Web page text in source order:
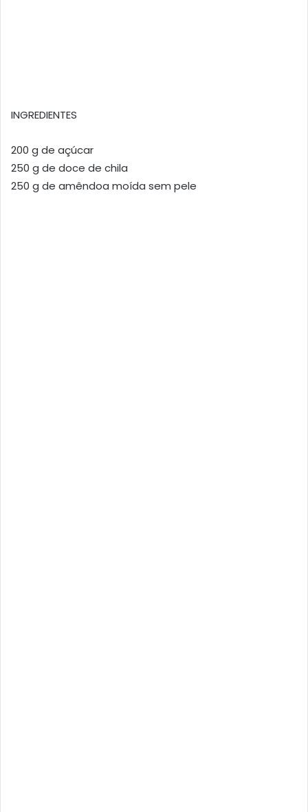
INGREDIENTES
200 g de açúcar
250 g de doce de chila
250 g de amêndoa moída sem pele